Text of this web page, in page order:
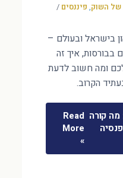
של השוק, פיננסים /
בישראל ובעולם –
בבורסות, איך זה
ומה חשוב לדעת
הקרוב.
מה קורה Read
More
»